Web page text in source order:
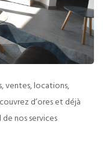
ventes, locations,
d’ores et déjà
nos services